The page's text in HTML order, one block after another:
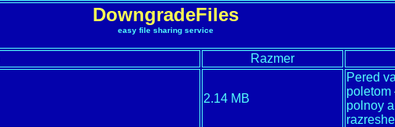
DowngradeFiles
easy file sharing service
Razmer
2.14 MB
Pered
poletom
polnoy